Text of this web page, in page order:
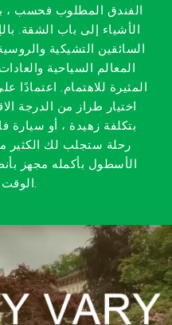
الفندق المطلوب فحسب ،
الأشياء إلى باب الشقة.
السائقين التشيكية
المعالم السياحية
المثيرة للاهتمام.
اختيار طراز من الدرجة
بتكلفة زهيدة ، أو
رحلة ستجلب لك الكثير
الأسطول بأكمله مجهز
الوقت المناسب.